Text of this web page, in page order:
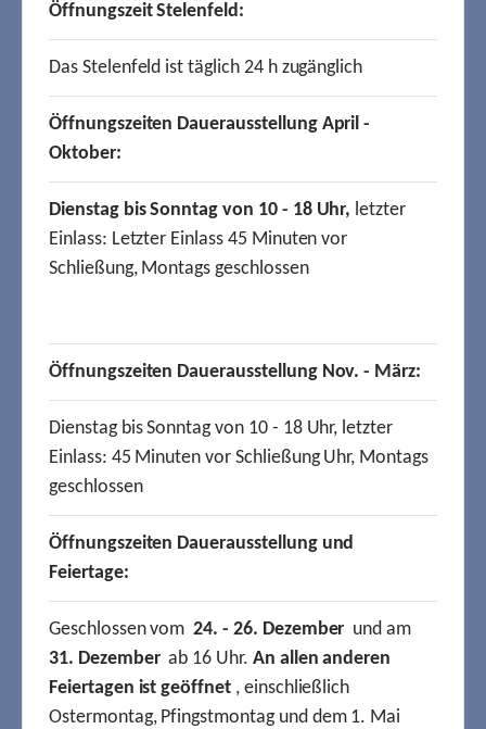
Öffnungszeit Stelenfeld:
Das Stelenfeld ist täglich 24 h zugänglich
Öffnungszeiten Dauerausstellung April -
Oktober:
Dienstag bis Sonntag von 10 - 18 Uhr, letzter
Einlass: Letzter Einlass 45 Minuten vor
Schließung, Montags geschlossen
Öffnungszeiten Dauerausstellung Nov. - März:
Dienstag bis Sonntag von 10 - 18 Uhr, letzter
Einlass: 45 Minuten vor Schließung Uhr, Montags
geschlossen
Öffnungszeiten Dauerausstellung und
Feiertage:
Geschlossen vom24. - 26. Dezember und am
31. Dezemberab 16 Uhr. An allen anderen
Feiertagen ist geöffnet, einschließlich
Ostermontag, Pfingstmontag und dem 1. Mai